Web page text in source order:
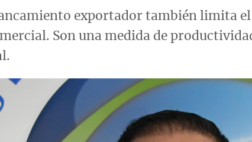
exportador también limita
Son una medida de